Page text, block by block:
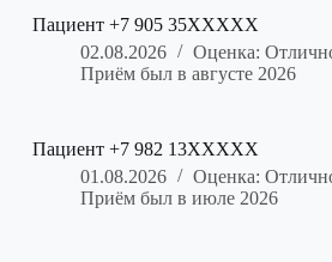
Пациент +7 905 35XXXXX
02.08.2026
Оценка:
Приём был в августе 2026
Пациент +7 982 13XXXXX
01.08.2026
Оценка:
Приём был в июле 2026